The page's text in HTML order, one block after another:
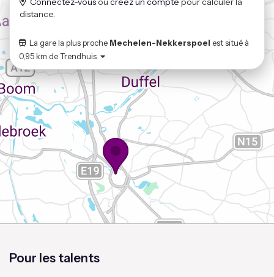
distance.
La gare la plus proche Mechelen-Nekkerspoel est situé à
0,95 km deTrendhuis
Pour les talents